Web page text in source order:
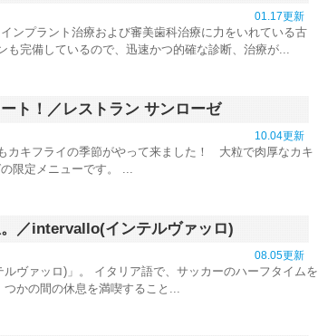
01.17更新
ンプラント治療および審美歯科治療に力をいれている古
も完備しているので、迅速かつ的確な診断、治療が...
ト！／レストラン サンローゼ
10.04更新
カキフライの季節がやって来ました！ 大粒で肉厚なカキ
限定メニューです。 ...
／intervallo(インテルヴァッロ)
08.05更新
ヴァッロ)」。 イタリア語で、サッカーのハーフタイムを
かの間の休息を満喫すること...